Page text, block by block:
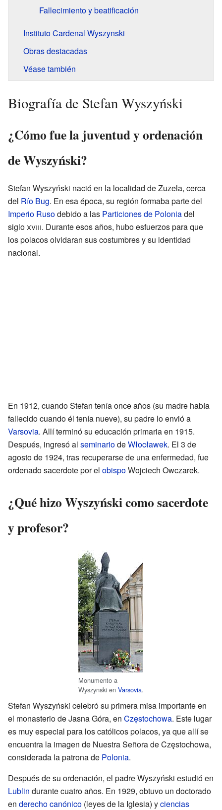
Fallecimiento y beatificación
Instituto Cardenal Wyszynski
Obras destacadas
Véase también
Biografía de Stefan Wyszyński
¿Cómo fue la juventud y ordenación
de Wyszyński?
Stefan Wyszyński nació en la localidad de Zuzela, cerca
del Río Bug. En esa época, su región formaba parte del
Imperio Rusodebido a las Particiones de Poloniadel
sigloxviii. Durante esos años, hubo esfuerzos para que
los polacos olvidaran sus costumbres y su identidad
nacional.
En 1912, cuando Stefan tenía once años (su madre había
fallecido cuando él tenía nueve), su padre lo envió a
Varsovia. Allí terminó su educación primaria en 1915.
Después, ingresó al seminariodeWłocławek. El 3 de
agosto de 1924, tras recuperarse de una enfermedad, fue
ordenado sacerdote por el obispoWojciech Owczarek.
¿Qué hizo Wyszyński como sacerdote
y profesor?
Monumento a
Wyszynski en Varsovia.
Stefan Wyszyński celebró su primera misa importante en
el monasterio de Jasna Góra, en Częstochowa. Este lugar
es muy especial para los católicos polacos, ya que allí se
encuentra la imagen de Nuestra Señora de Częstochowa,
considerada la patrona de Polonia.
Después de su ordenación, el padre Wyszyński estudió en
Lublin durante cuatro años. En 1929, obtuvo un doctorado
en derecho canónico (leyes de la Iglesia) yciencias